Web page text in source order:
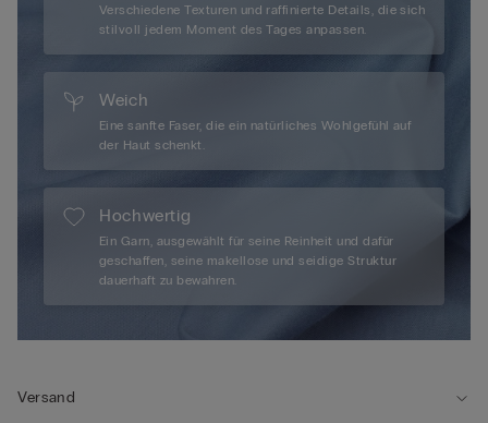
Verschiedene Texturen und raffinierte Details, die sich
stilvoll jedem Moment des Tages anpassen.
Weich
Eine sanfte Faser, die ein natürliches Wohlgefühl auf
der Haut schenkt.
Hochwertig
Ein Garn, ausgewählt für seine Reinheit und dafür
geschaffen, seine makellose und seidige Struktur
dauerhaft zu bewahren.
Versand